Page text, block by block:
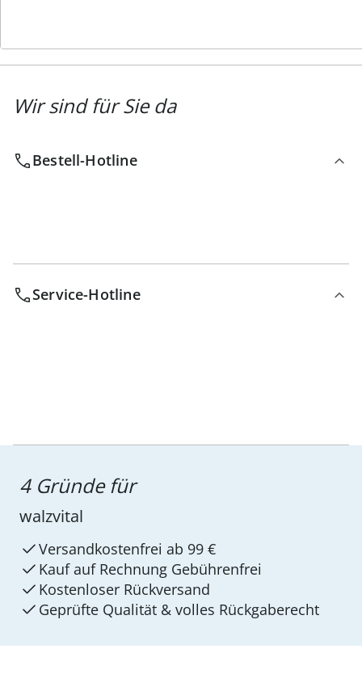
Wir sind für Sie da
Bestell-Hotline
Service-Hotline
4 Gründe für
walzvital
Versandkostenfrei ab 99 €
Kauf auf Rechnung Gebührenfrei
Kostenloser Rückversand
Geprüfte Qualität & volles Rückgaberecht